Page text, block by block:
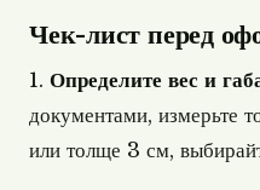
Чек-лист перед
1. Определите вес и
документами, измерьте
или толще 3 см,